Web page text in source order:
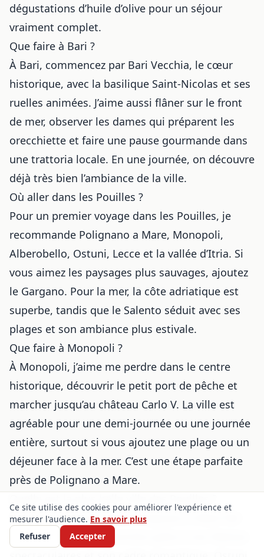
dégustations d’huile d’olive pour un séjour
vraiment complet.
Que faire à Bari ?
À Bari, commencez par Bari Vecchia, le cœur
historique, avec la basilique Saint-Nicolas et ses
ruelles animées. J’aime aussi flâner sur le front
de mer, observer les dames qui préparent les
orecchiette et faire une pause gourmande dans
une trattoria locale. En une journée, on découvre
déjà très bien l’ambiance de la ville.
Où aller dans les Pouilles ?
Pour un premier voyage dans les Pouilles, je
recommande Polignano a Mare, Monopoli,
Alberobello, Ostuni, Lecce et la vallée d’Itria. Si
vous aimez les paysages plus sauvages, ajoutez
le Gargano. Pour la mer, la côte adriatique est
superbe, tandis que le Salento séduit avec ses
plages et son ambiance plus estivale.
Que faire à Monopoli ?
À Monopoli, j’aime me perdre dans le centre
historique, découvrir le petit port de pêche et
marcher jusqu’au château Carlo V. La ville est
agréable pour une demi-journée ou une journée
entière, surtout si vous ajoutez une plage ou un
déjeuner face à la mer. C’est une étape parfaite
près de Polignano a Mare.
C’est très subjectif, mais Polignano a Mare fait
souvent partie des favorites grâce à ses falaises
Ce site utilise des cookies pour améliorer l'expérience et
mesurer l'audience. En savoir plus
Refuser
Accepter